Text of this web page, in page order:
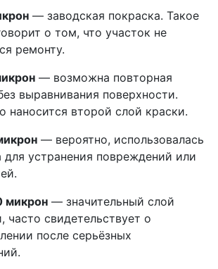
— заводская покраска. Такое
о том, что участок не
ремонту.
— возможна повторная
выравнивания поверхности.
наносится второй слой краски.
— вероятно, использовалась
для устранения повреждений или
микрон — значительный слой
часто свидетельствует о
после серьёзных